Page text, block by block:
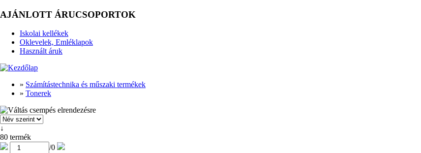
AJÁNLOTT ÁRUCSOPORTOK
Iskolai kellékek
Oklevelek, Emléklapok
Használt áruk
» Számítástechnika és műszaki termékek
» Tonerek
↓
80 termék
/0